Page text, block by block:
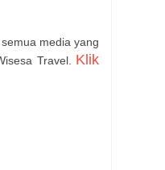
media yang
Travel. Klik